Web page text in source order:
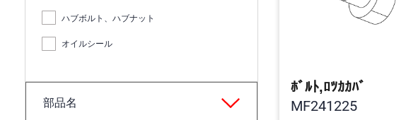
ハブボルト、ハブナット
オイルシール
部品名
ﾎﾞﾙﾄ,ﾛﾂｶｶﾊﾞ
MF241225